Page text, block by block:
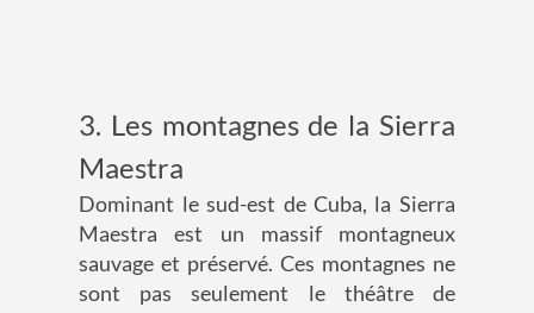
3. Les montagnes de la Sierra
Maestra
Dominant le sud-est de Cuba, la Sierra
Maestra est un massif montagneux
sauvage et préservé. Ces montagnes ne
sont pas seulement le théâtre de